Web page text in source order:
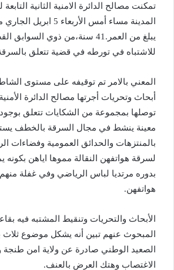
تمكنت مصالح الدائرة الامنية الثانية
المدينة مساء أمس
يبلغ من العمر.41 سنة،من ذوي
للاشتباه في تورطه في قضية تتعلق
المعني بالامر تم توقيفه على مستوى
أبحاث وتحريات أجرتها مصالح الدائرة
توصلها بمجموعة من الشكايات تتعلق
معينة ينشط في مجال السرقة بالخطف
بالمنتزهات والحدائق العمومية وفضاءات
لسرقة هواتفهن النقالة مموها اياهن بكونه
بدوره مرتديا لباس الرياضي وفي غفلة
هواتفهن.
الأبحاث والتحريات وتنقيط المشتبه فيه
المبحوث عنهم تبين أنه يشكل موضوع
الصعيد الوطني صادرة عن ولاية امن
الاغتصاب وهتك العرض بالعنف.